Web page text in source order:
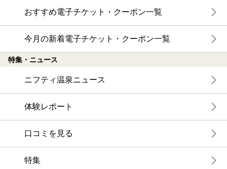
おすすめ電子チケット・クーポン一覧
今月の新着電子チケット・クーポン一覧
特集・ニュース
ニフティ温泉ニュース
体験レポート
口コミを見る
特集